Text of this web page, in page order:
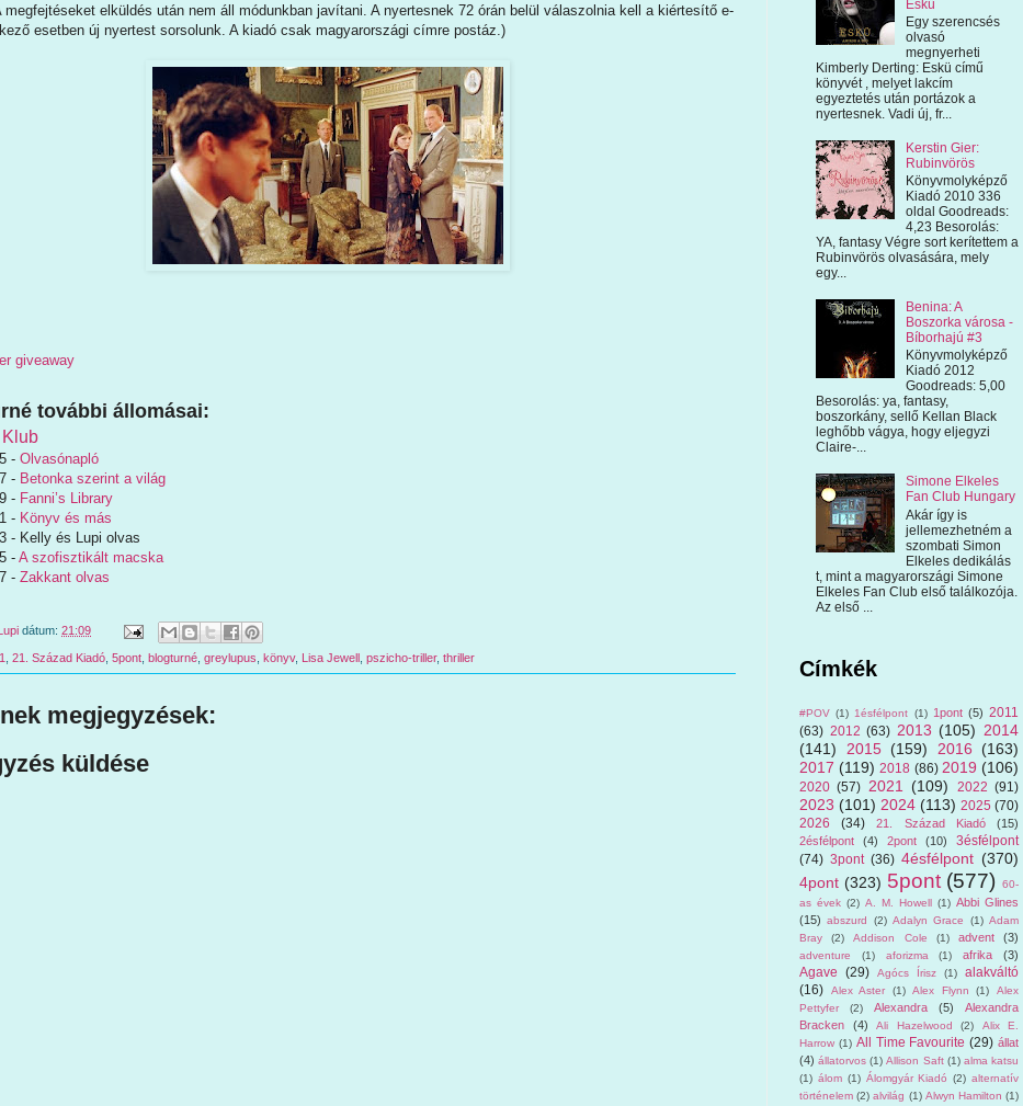
megfejtéseket elküldés után nem áll módunkban javítani. A nyertesnek 72 órán belül válaszolnia kell a kiértesítő e-
esetben új nyertest sorsolunk. A kiadó csak magyarországi címre postáz.)
giveaway
további állomásai:
Klub
- Olvasónapló
- Betonka szerint a világ
- Fanni’s Library
- Könyv és más
- Kelly és Lupi olvas
- A szofisztikált macska
- Zakkant olvas
Lupi dátum: 21:09
21. Század Kiadó 5pont blogturné greylupus könyv, Lisa Jewell pszicho-triller, thriller
megjegyzések:
küldése
Eskü
Egy szerencsés
olvasó
megnyerheti
Kimberly Derting: Eskü című
könyvét , melyet lakcím
egyeztetés után portázok a
nyertesnek. Vadi új, fr...
Kerstin Gier:
Rubinvörös
Könyvmolyképző
Kiadó 2010 336
oldal Goodreads:
4,23 Besorolás:
YA, fantasy Végre sort kerítettem a
Rubinvörös olvasására, mely
egy...
Benina: A
Boszorka városa -
Bíborhajú #3
Könyvmolyképző
Kiadó 2012
Goodreads: 5,00
Besorolás: ya, fantasy,
boszorkány, sellő Kellan Black
leghőbb vágya, hogy eljegyzi
Claire-...
Simone Elkeles
Fan Club Hungary
Akár így is
jellemezhetném a
szombati Simon
Elkeles dedikálás
t, mint a magyarországi Simone
Elkeles Fan Club első találkozója.
Az első ...
Címkék
#POV (1) 1ésfélpont (1) 1pont (5) 2011
(63) 2012 (63) 2013 (105) 2014
(141)
2015 (159) 2016
(163)
2017 (119) 2018 (86) 2019 (106)
2020 (57) 2021 (109) 2022 (91)
2023 (101) 2024 (113) 2025 (70)
2026
(34) 21. Század Kiadó
(15)
2ésfélpont
(4) 2pont (10)
3ésfélpont
(74) 3pont (36) 4ésfélpont (370)
4pont (323) 5pont (577) 60-
as évek (2) A. M. Howell (1) Abbi Glines
(15) abszurd (2) Adalyn Grace (1) Adam
Bray
(2) Addison Cole (1) advent (3)
adventure (1) aforizma (1) afrika (3)
Agave (29) Agócs Írisz (1)
alakváltó
(16)
Alex Aster (1) Alex Flynn (1)
Alex
Pettyfer
(2) Alexandra (5)
Alexandra
Bracken
(4) Ali Hazelwood (2)
Alix E.
Harrow (1) All Time Favourite (29) állat
(4) állatorvos (1) Allison Saft (1) alma katsu
(1) álom (1) Álomgyár Kiadó (2) alternatív
történelem (2) alvilág (1) Alwyn Hamilton (1)